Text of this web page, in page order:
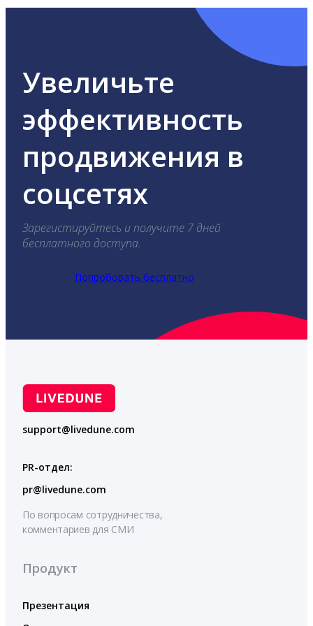
Увеличьте
эффективность
продвижения в
соцсетях
Зарегистируйтесь и получите 7 дней
бесплатного доступа.
Попробовать бесплатно
support@livedune.com
PR-отдел:
pr@livedune.com
По вопросам сотрудничества,
комментариев для СМИ
Продукт
Презентация